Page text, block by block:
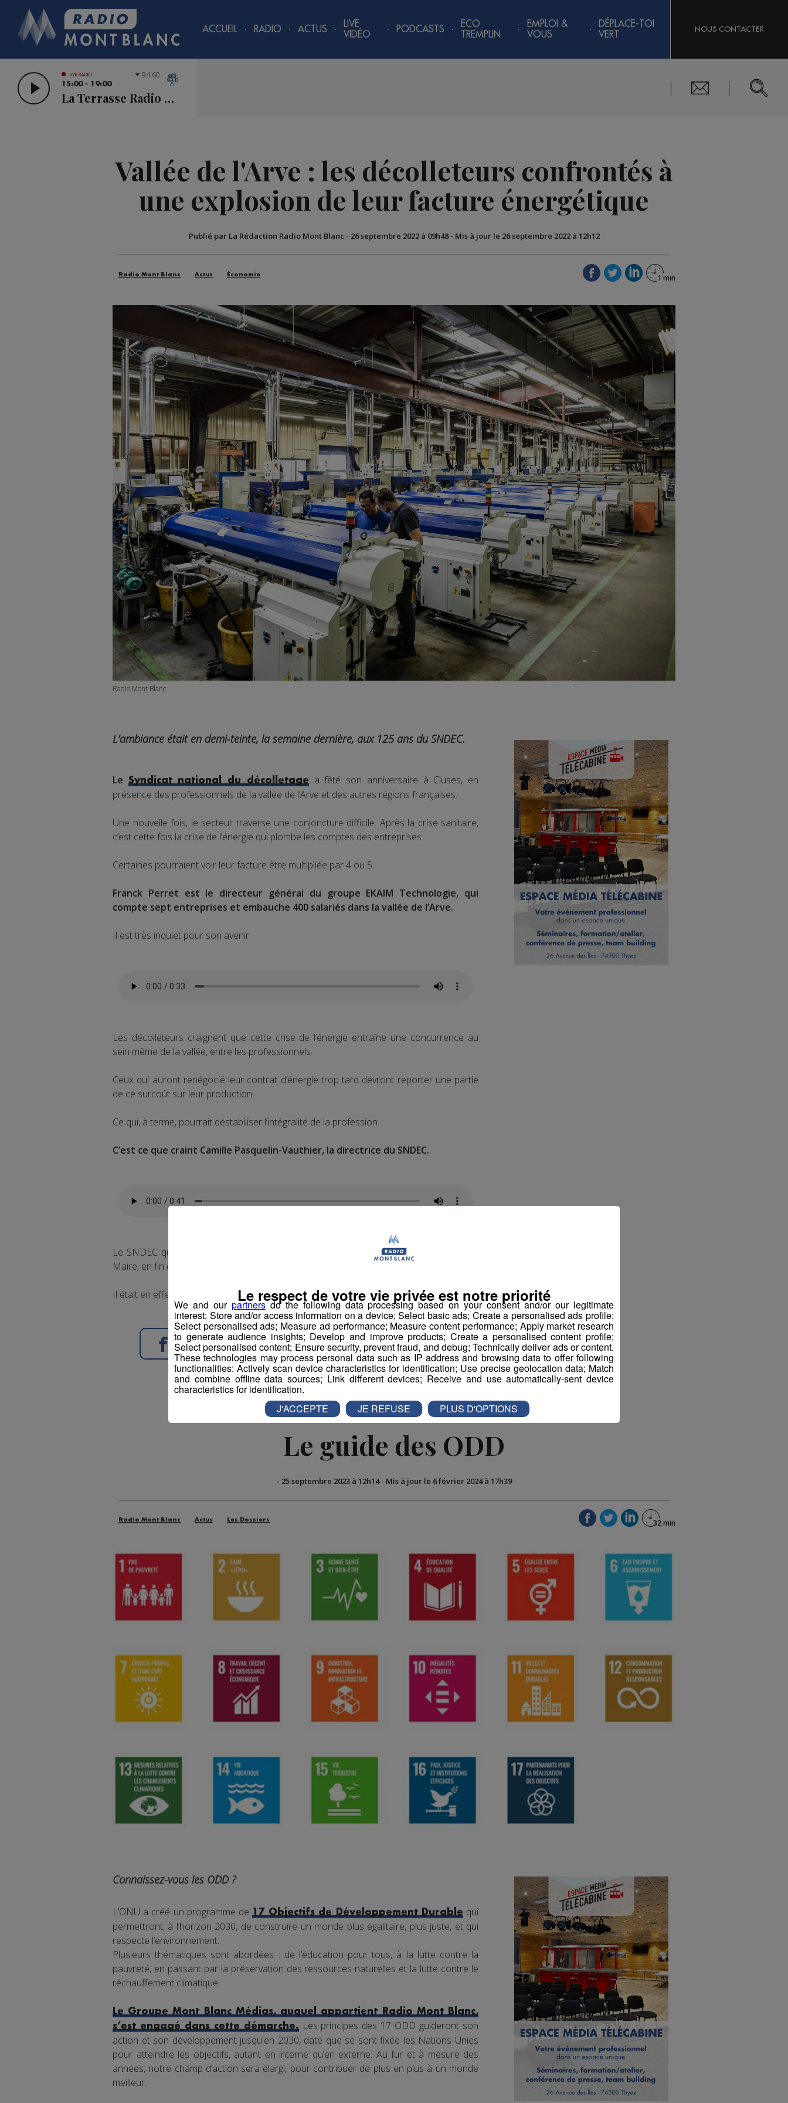
ACCUEIL RADIO ACTUS
LIVE
VIDÉO
PODCASTS
ECO
TREMPLIN
EMPLOI &
VOUS
DÉPLACE-TOI
VERT
NOUS CONTACTER
LIVE RADIO
15:00 - 19:00
La Terrasse Radio Mont Blanc
94.60
Vallée de l'Arve : les décolleteurs confrontés à
une explosion de leur facture énergétique
Publié par La Rédaction Radio Mont Blanc - 26 septembre 2022 à 09h48- Mis à jour le 26 septembre 2022 à 12h12
Radio Mont Blanc Actus Économie
Radio Mont Blanc
L’ambiance était en demi-teinte, la semaine dernière, aux 125 ans du SNDEC.
Le Syndicat national du décolletagea fêté son anniversaire à Cluses, en
présence des professionnels de la vallée de l’Arve et des autres régions françaises.
Une nouvelle fois, le secteur traverse une conjoncture difficile. Après la crise sanitaire,
c’est cette fois la crise de l’énergie qui plombe les comptes des entreprises.
Certaines pourraient voir leur facture être multipliée par 4 ou 5.
Franck Perret est le directeur général du groupe EKAIM Technologie, qui
compte sept entreprises et embauche 400 salariés dans la vallée de l’Arve.
Il est très inquiet pour son avenir.
Les décolleteurs craignent que cette crise de l’énergie entraîne une concurrence au
sein même de la vallée, entre les professionnels.
Ceux qui auront renégocié leur contrat d’énergie trop tard devront reporter une partie
de ce surcoût sur leur production.
Ce qui, à terme, pourrait déstabiliser l’intégralité de la profession.
C’est ce que craint Camille Pasquelin-Vauthier, la directrice du SNDEC.
Le SNDEC qui a alerté à ce sujet le ministre de l’Economie et de l’Industrie, Bruno Le
Maire, en fin de semaine dernière.
Il était en effet dans la vallée de l’Arve pour rencontrer les décolleteurs.
Partager sur Facebook Partager sur Twitter
Le guide des ODD
- 25 septembre 2023 à 12h14- Mis à jour le 6 février 2024 à 17h39
Radio Mont Blanc Actus Les Dossiers
Connaissez-vous les ODD ?
L’ONU a créé un programme de17 Objectifs de Développement Durablequi
permettront, à l’horizon 2030, de construire un monde plus égalitaire, plus juste, et qui
respecte l’environnement.
Plusieurs thématiques sont abordées : de l’éducation pour tous, à la lutte contre la
pauvreté, en passant par la préservation des ressources naturelles et la lutte contre le
réchauffement climatique.
Le Groupe Mont Blanc Médias, auquel appartient Radio Mont Blanc,
s’est engagé dans cette démarche.Les principes des 17 ODD guideront son
action et son développement jusqu'en 2030, date que se sont fixée les Nations Unies
pour atteindre les objectifs, autant en interne qu’en externe. Au fur et à mesure des
années, notre champ d’action sera élargi, pour contribuer de plus en plus à un monde
meilleur.
We and our partnersdo the following data processing based on your consent and/or our legitimate
interest: Store and/or access information on a device; Select basic ads; Create a personalised ads profile;
Select personalised ads; Measure ad performance; Measure content performance; Apply market research
to generate audience insights; Develop and improve products; Create a personalised content profile;
Select personalised content; Ensure security, prevent fraud, and debug; Technically deliver ads or content.
These technologies may process personal data such as IP address and browsing data to offer following
functionalities: Actively scan device characteristics for identification; Use precise geolocation data; Match
and combine offline data sources; Link different devices; Receive and use automatically-sent device
characteristics for identification.
Le respect de votre vie privée est notre priorité
J'ACCEPTE JE REFUSE PLUS D'OPTIONS